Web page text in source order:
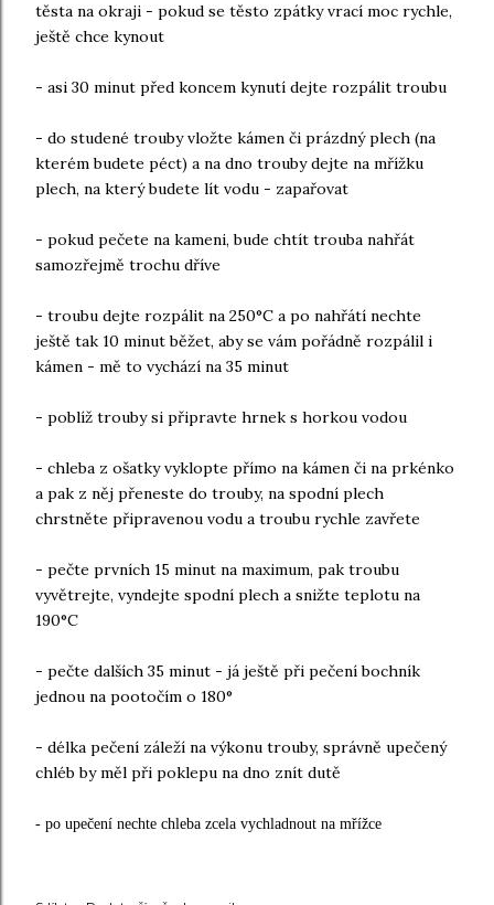
těsta na okraji - pokud se těsto zpátky vrací moc rychle,
ještě chce kynout
- asi 30 minut před koncem kynutí dejte rozpálit troubu
- do studené trouby vložte kámen či prázdný plech (na
kterém budete péct) a na dno trouby dejte na mřížku
plech, na který budete lít vodu - zapařovat
- pokud pečete na kameni, bude chtít trouba nahřát
samozřejmě trochu dříve
- troubu dejte rozpálit na 250°C a po nahřátí nechte
ještě tak 10 minut běžet, aby se vám pořádně rozpálil i
kámen - mě to vychází na 35 minut
- poblíž trouby si připravte hrnek s horkou vodou
- chleba z ošatky vyklopte přímo na kámen či na prkénko
a pak z něj přeneste do trouby, na spodní plech
chrstněte připravenou vodu a troubu rychle zavřete
- pečte prvních 15 minut na maximum, pak troubu
vyvětrejte, vyndejte spodní plech a snižte teplotu na
190°C
- pečte dalších 35 minut - já ještě při pečení bochník
jednou na pootočím o 180°
- délka pečení záleží na výkonu trouby, správně upečený
chléb by měl při poklepu na dno znít dutě
- po upečení nechte chleba zcela vychladnout na mřížce